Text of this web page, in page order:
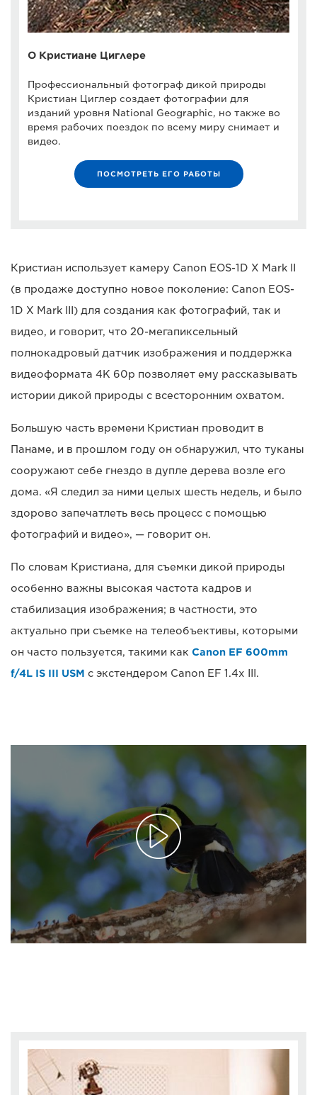
О Кристиане Циглере
Профессиональный фотограф дикой природы
Кристиан Циглер создает фотографии для
изданий уровня National Geographic, но также во
время рабочих поездок по всему миру снимает и
видео.
ПОСМОТРЕТЬ ЕГО РАБОТЫ
Кристиан использует камеру Canon EOS-1D X Mark II
(в продаже доступно новое поколение: Canon EOS-
1D X Mark III) для создания как фотографий, так и
видео, и говорит, что 20-мегапиксельный
полнокадровый датчик изображения и поддержка
видеоформата 4K 60p позволяет ему рассказывать
истории дикой природы с всесторонним охватом.
Большую часть времени Кристиан проводит в
Панаме, и в прошлом году он обнаружил, что туканы
сооружают себе гнездо в дупле дерева возле его
дома. «Я следил за ними целых шесть недель, и было
здорово запечатлеть весь процесс с помощью
фотографий и видео», — говорит он.
По словам Кристиана, для съемки дикой природы
особенно важны высокая частота кадров и
стабилизация изображения; в частности, это
актуально при съемке на телеобъективы, которыми
он часто пользуется, такими как Canon EF 600mm
f/4L IS III USM с экстендером Canon EF 1.4x III.